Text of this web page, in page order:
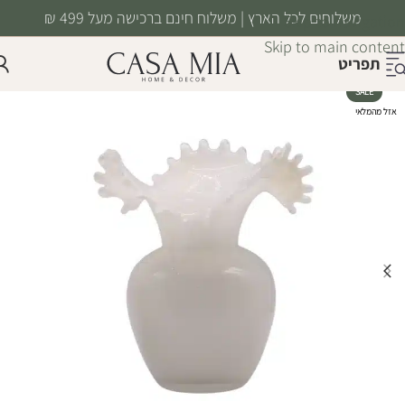
Skip to navigation
Skip to main content
משלוחים לכל הארץ | משלוח חינם ברכישה מעל 499 ₪
תפריט
SALE
אזל מהמלאי